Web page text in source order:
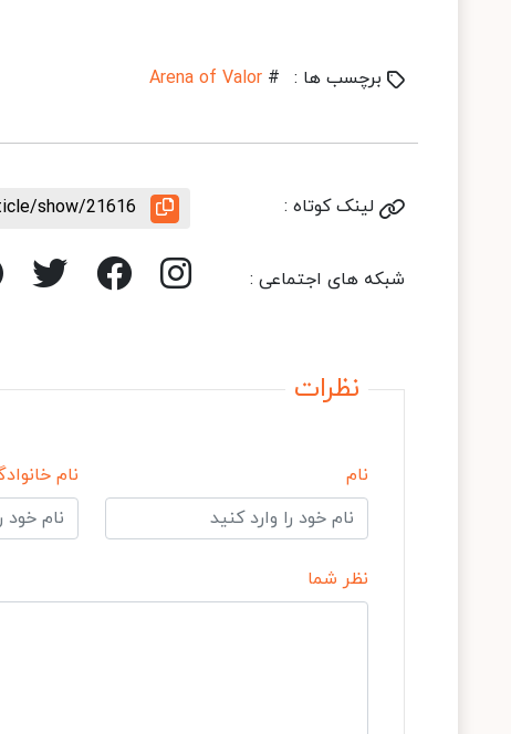
برچسب ها : #
Arena of Valor
لینک کوتاه : show/21616
شبکه های اجتماعی :
نظرات
نام نام
نظر شما